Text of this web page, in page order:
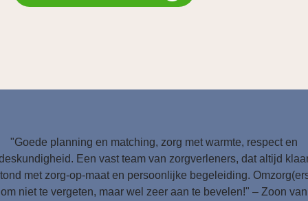
"Goede planning en matching, zorg met warmte, respect en
Een vast team van zorgverleners, dat altijd
met zorg-op-maat en persoonlijke begeleiding.
om niet te vergeten, maar wel zeer aan te bevelen!" – Zoon van